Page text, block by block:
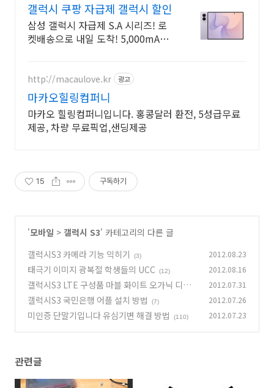
갤럭시 쿠팡 자급제 갤럭시 할인
삼성 갤럭시 자급제 S.A 시리즈! 로
켓배송으로 내일 도착! 5,000mAh
http://macaulove.kr 광고
마카오힐링컴퍼니
마카오 힐링컴퍼니입니다. 홍콩달러 환전, 5성급무료
제공, 차량 무료픽업,샌딩제공
15 구독하기
'모바일 > 갤럭시 S3' 카테고리의 다른 글
갤럭시S3 카메라 기능 익히기
(3) 2012.08.23
태극기 이미지 광복절 학생들의 UCC (12) 2012.08.16
갤럭시S3 LTE 구성품 마블 화이트 오가닉 디자
인 3D 성능 (7)
2012.07.31
갤럭시S3 국민은행 어플 설치 방법 (7) 2012.07.26
미인증 단말기입니다 유심기변 해결 방법 (110) 2012.07.23
관련글